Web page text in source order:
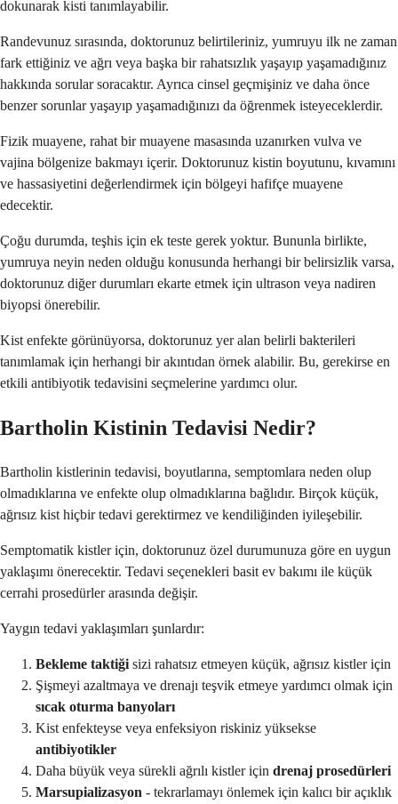
dokunarak kisti tanımlayabilir.
Randevunuz sırasında, doktorunuz belirtileriniz, yumruyu ilk ne zaman
fark ettiğiniz ve ağrı veya başka bir rahatsızlık yaşayıp yaşamadığınız
hakkında sorular soracaktır. Ayrıca cinsel geçmişiniz ve daha önce
benzer sorunlar yaşayıp yaşamadığınızı da öğrenmek isteyeceklerdir.
Fizik muayene, rahat bir muayene masasında uzanırken vulva ve
vajina bölgenize bakmayı içerir. Doktorunuz kistin boyutunu, kıvamını
ve hassasiyetini değerlendirmek için bölgeyi hafifçe muayene
edecektir.
Çoğu durumda, teşhis için ek teste gerek yoktur. Bununla birlikte,
yumruya neyin neden olduğu konusunda herhangi bir belirsizlik varsa,
doktorunuz diğer durumları ekarte etmek için ultrason veya nadiren
biyopsi önerebilir.
Kist enfekte görünüyorsa, doktorunuz yer alan belirli bakterileri
tanımlamak için herhangi bir akıntıdan örnek alabilir. Bu, gerekirse en
etkili antibiyotik tedavisini seçmelerine yardımcı olur.
Bartholin Kistinin Tedavisi Nedir?
Bartholin kistlerinin tedavisi, boyutlarına, semptomlara neden olup
olmadıklarına ve enfekte olup olmadıklarına bağlıdır. Birçok küçük,
ağrısız kist hiçbir tedavi gerektirmez ve kendiliğinden iyileşebilir.
Semptomatik kistler için, doktorunuz özel durumunuza göre en uygun
yaklaşımı önerecektir. Tedavi seçenekleri basit ev bakımı ile küçük
cerrahi prosedürler arasında değişir.
Yaygın tedavi yaklaşımları şunlardır:
Bekleme taktiği sizi rahatsız etmeyen küçük, ağrısız kistler için
Şişmeyi azaltmaya ve drenajı teşvik etmeye yardımcı olmak için
sıcak oturma banyoları
Kist enfekteyse veya enfeksiyon riskiniz yüksekse
antibiyotikler
Daha büyük veya sürekli ağrılı kistler için drenaj prosedürleri
Marsupializasyon - tekrarlamayı önlemek için kalıcı bir açıklık